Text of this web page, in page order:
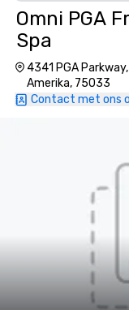
Omni PGA
Spa
4341 PGA
Amerika, 75033
Contact met ons